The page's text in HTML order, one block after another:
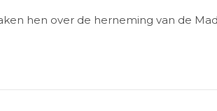
hen over de herneming van de